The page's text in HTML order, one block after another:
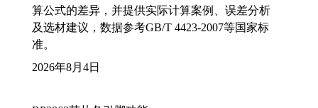
算公式的差异，并提供实际计算案例、误差分析
及选材建议，数据参考GB/T 4423-2007等国家标
准。
2026年8月4日